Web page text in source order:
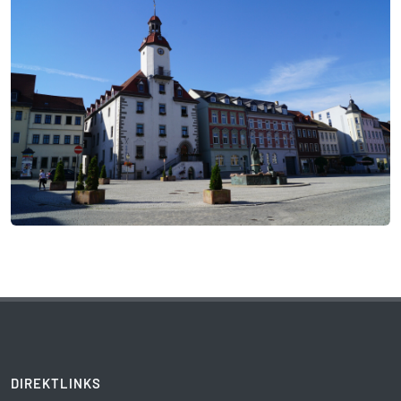
DIREKTLINKS